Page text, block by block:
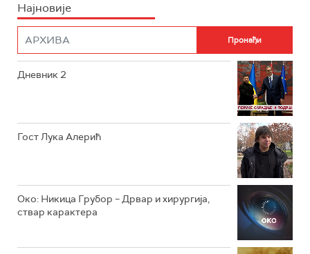
Најновије
Дневник 2
Гост Лука Алерић
Око: Никица Грубор – Дрвар и хирургија,
ствар карактера